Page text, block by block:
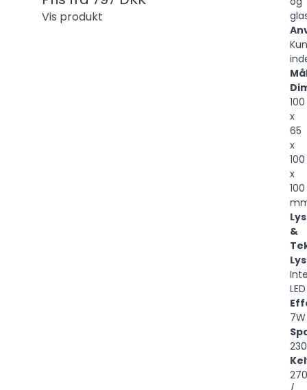
Vis produkt
Kun
100
x
65
x
100
x
100
&
LED
7W